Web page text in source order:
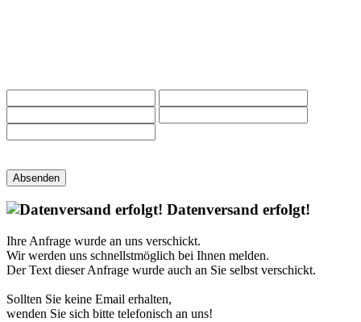
Absenden
Datenversand erfolgt!
Ihre Anfrage wurde an uns verschickt.
Wir werden uns schnellstmöglich bei Ihnen melden.
Der Text dieser Anfrage wurde auch an Sie selbst verschickt.
Sollten Sie keine Email erhalten,
wenden Sie sich bitte telefonisch an uns!